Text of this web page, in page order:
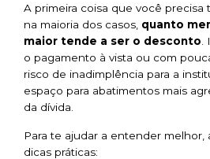
A primeira coisa que você
na maioria dos casos, quanto
maior tende a ser o desconto.
o pagamento à vista ou com
risco de inadimplência para a
espaço para abatimentos mais
da dívida.
Para te ajudar a entender melhor,
dicas práticas: